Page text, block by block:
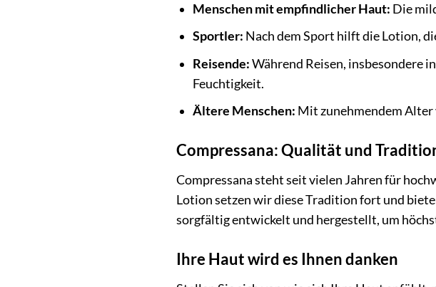
Menschen mit empfindlicher Haut: Die
Sportler: Nach dem Sport hilft die Lotion,
Reisende:Während Reisen, insbesondere
Feuchtigkeit.
Ältere Menschen: Mit zunehmendem Alter
Compressana: Qualität und
Compressana steht seit vielen Jahren für
Lotion setzen wir diese Tradition fort und
sorgfältig entwickelt und hergestellt, um
Ihre Haut wird es Ihnen danken